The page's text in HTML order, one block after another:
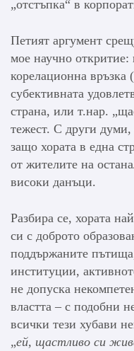
„отстъпка“ в
Петият аргумент
мое научно откритие:
корелационна
субективната
страна, или т.нар.
тежест. С други
защо хората в една
от жителите на
високи данъци.
Разбира се, хората
си с доброто
поддържаните
институции,
не допуска
властта – с подобни
всички тези хубави
„ей, щастливо си